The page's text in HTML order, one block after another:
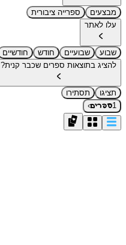
מבצעים
ספרייה ציבורית
עלו לאתר
שבוע שבועיים חודש
חודשיים
להציג בתוצאות ספרים שכבר קנית?
תציגו
תסתירו
1ספרים›